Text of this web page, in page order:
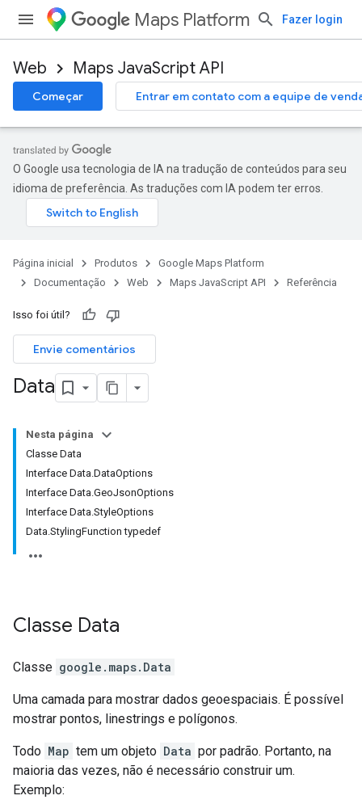
Maps Platform Fazer login
Web Maps JavaScript API
Começar Entrar em contato com a equipe de
O Google usa tecnologia de IA na tradução de conteúdos para seu
idioma de preferência. As traduções com IA podem ter erros.
Página inicial Produtos
Google Maps Platform
Documentação
Web Maps JavaScript API Referência
Isso foi útil?
Envie comentários
Data
Nesta página
Classe Data
Interface Data.DataOptions
Interface Data.GeoJsonOptions
Interface Data.StyleOptions
Data.StylingFunction typedef
Classe Data
Classe google.maps. Data
Uma camada para mostrar dados geoespaciais. É possível
mostrar pontos, linestrings e polígonos.
Todo Map tem um objeto Data por padrão. Portanto, na
maioria das vezes, não é necessário construir um.
Exemplo: